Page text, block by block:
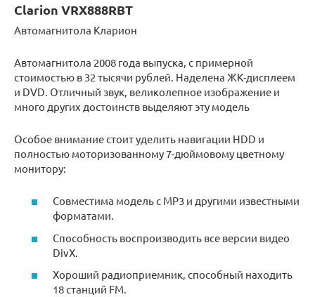
Clarion VRX888RBT
Автомагнитола Кларион
Автомагнитола 2008 года выпуска, с примерной
стоимостью в 32 тысячи рублей. Наделена ЖК-дисплеем
и DVD. Отличный звук, великолепное изображение и
много других достоинств выделяют эту модель
Особое внимание стоит уделить навигации HDD и
полностью моторизованному 7-дюймовому цветному
монитору:
Совместима модель с MP3 и другими известными
форматами.
Способность воспроизводить все версии видео
DivX.
Хороший радиоприемник, способный находить
18 станций FM.